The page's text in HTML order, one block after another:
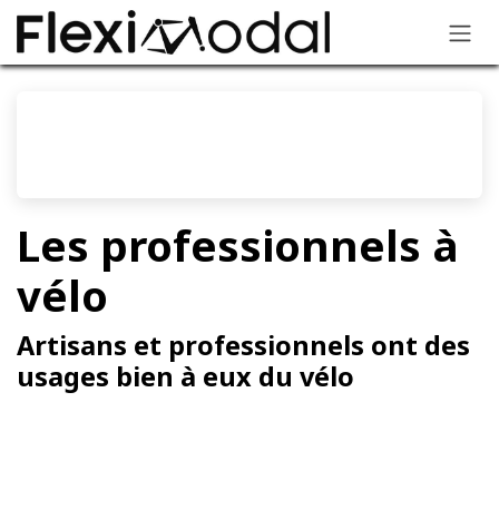
Se rendre au contenu
Les professionnels à
vélo
Artisans et professionnels ont des
usages bien à eux du vélo